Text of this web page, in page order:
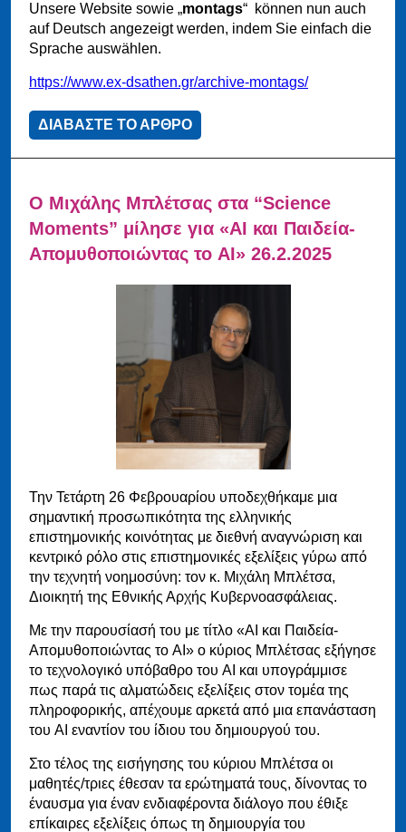
Unsere Website sowie „montags“ können nun auch
auf Deutsch angezeigt werden, indem Sie einfach die
Sprache auswählen.
https://www.ex-dsathen.gr/archive-montags/
ΔΙΑΒΑΣΤΕ ΤΟ ΑΡΘΡΟ
Ο Μιχάλης Μπλέτσας στα “Science
Moments” μίλησε για «ΑΙ και Παιδεία-
Απομυθοποιώντας το AI» 26.2.2025
Την Τετάρτη 26 Φεβρουαρίου υποδεχθήκαμε μια
σημαντική προσωπικότητα της ελληνικής
επιστημονικής κοινότητας με διεθνή αναγνώριση και
κεντρικό ρόλο στις επιστημονικές εξελίξεις γύρω από
την τεχνητή νοημοσύνη: τον κ. Μιχάλη Μπλέτσα,
Διοικητή της Εθνικής Αρχής Κυβερνοασφάλειας.
Με την παρουσίασή του με τίτλο «ΑΙ και Παιδεία-
Απομυθοποιώντας το AI» ο κύριος Μπλέτσας εξήγησε
το τεχνολογικό υπόβαθρο του AI και υπογράμμισε
πως παρά τις αλματώδεις εξελίξεις στον τομέα της
πληροφορικής, απέχουμε αρκετά από μια επανάσταση
του AI εναντίον του ίδιου του δημιουργού του.
Στο τέλος της εισήγησης του κύριου Μπλέτσα οι
μαθητές/τριες έθεσαν τα ερώτηματά τους, δίνοντας το
έναυσμα για έναν ενδιαφέροντα διάλογο που έθιξε
επίκαιρες εξελίξεις όπως τη δημιουργία του